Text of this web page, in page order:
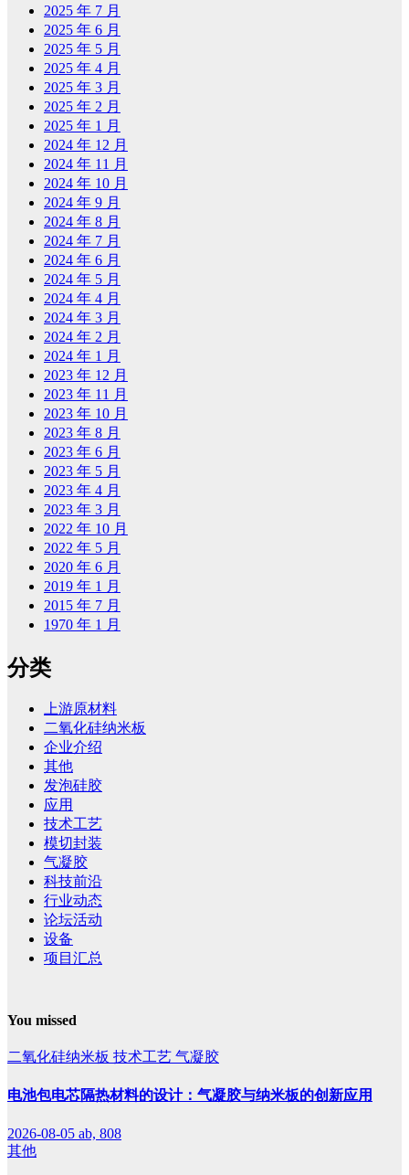
2025 年 7 月
2025 年 6 月
2025 年 5 月
2025 年 4 月
2025 年 3 月
2025 年 2 月
2025 年 1 月
2024 年 12 月
2024 年 11 月
2024 年 10 月
2024 年 9 月
2024 年 8 月
2024 年 7 月
2024 年 6 月
2024 年 5 月
2024 年 4 月
2024 年 3 月
2024 年 2 月
2024 年 1 月
2023 年 12 月
2023 年 11 月
2023 年 10 月
2023 年 8 月
2023 年 6 月
2023 年 5 月
2023 年 4 月
2023 年 3 月
2022 年 10 月
2022 年 5 月
2020 年 6 月
2019 年 1 月
2015 年 7 月
1970 年 1 月
分类
上游原材料
二氧化硅纳米板
企业介绍
其他
发泡硅胶
应用
技术工艺
模切封装
气凝胶
科技前沿
行业动态
论坛活动
设备
项目汇总
You missed
二氧化硅纳米板 技术工艺 气凝胶
电池包电芯隔热材料的设计：气凝胶与纳米板的创新应用
2026-08-05 ab, 808
其他